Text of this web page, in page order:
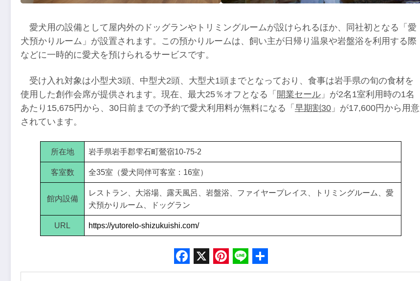
愛犬用の設備として屋内外のドッグランやトリミングルームが設けられるほか、同社初となる「愛
犬預かりルーム」が設置されます。この預かりルームは、飼い主が日帰り温泉や岩盤浴を利用する際
などに一時的に愛犬を預けられるサービスです。
受け入れ対象は小型犬3頭、中型犬2頭、大型犬1頭までとなっており、食事は岩手県の旬の食材を
使用した創作会席が提供されます。現在、最大25％オフとなる「 開業セール 」が2名1室利用時の1名
あたり15,675円から、30日前までの予約で愛犬利用料が無料になる「 早期割30 」が17,600円から用意
されています。
所在地 岩手県岩手郡雫石町鶯宿10-75-2
客室数 全35室（愛犬同伴可客室：16室）
館内設備
レストラン、大浴場、露天風呂、岩盤浴、ファイヤープレイス、トリミングルーム、愛
犬預かりルーム、ドッグラン
URL https://yutorelo-shizukuishi.com/
Facebook
X Pinterest
LineShare